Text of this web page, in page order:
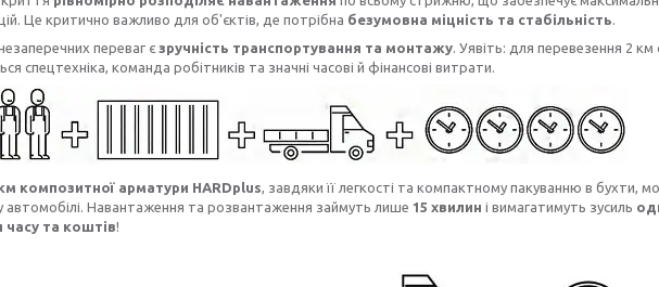
Це критично важливо для об'єктів, де потрібна безумовна міцність та стабільність
переваг є зручність транспортування та монтажу . Уявіть: для перевезення 2
спецтехніка, команда робітників та значні часові й фінансові витрати.
композитної арматури HARDplus , завдяки її легкості та компактному пакуванню в бухти,
автомобілі. Навантаження та розвантаження займуть лише 15 хвилин і вимагатимуть зусиль
часу та коштів!